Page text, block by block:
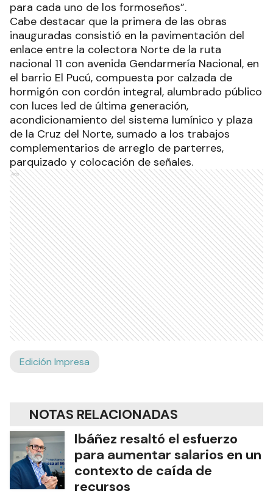
para cada uno de los formoseños”.
Cabe destacar que la primera de las obras
inauguradas consistió en la pavimentación del
enlace entre la colectora Norte de la ruta
nacional 11 con avenida Gendarmería Nacional, en
el barrio El Pucú, compuesta por calzada de
hormigón con cordón integral, alumbrado público
con luces led de última generación,
acondicionamiento del sistema lumínico y plaza
de la Cruz del Norte, sumado a los trabajos
complementarios de arreglo de parterres,
parquizado y colocación de señales.
Ads
Edición Impresa
NOTAS RELACIONADAS
Ibáñez resaltó el esfuerzo
para aumentar salarios en un
contexto de caída de
recursos